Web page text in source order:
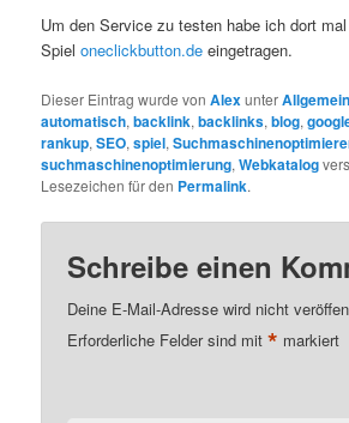
Um den Service zu testen habe ich dort
Spieloneclickbutton.de eingetragen.
Dieser Eintrag wurde vonAlexunterAllgemein
automatisch,backlink,backlinks,blog,
rankup,SEO,spiel,
suchmaschinenoptimierung,Webkatalog
Lesezeichen für den Permalink.
Schreibe einen
Deine E-Mail-Adresse wird nicht
Erforderliche Felder sind mit* markiert